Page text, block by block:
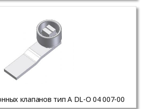
клапанов тип A DL-O 04 007-00